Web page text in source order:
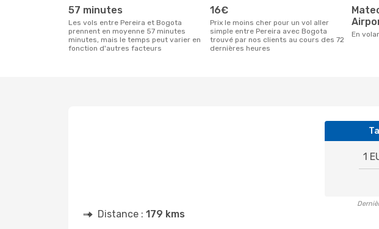
57 minutes
Les vols entre Pereira et Bogota
prennent en moyenne 57 minutes
minutes, mais le temps peut varier en
fonction d'autres facteurs
16€
Prix le moins cher pour un vol aller
simple entre Pereira avec Bogota
trouvé par nos clients au cours des 72
dernières heures
Matecana International
En
1
Distance : 179 kms